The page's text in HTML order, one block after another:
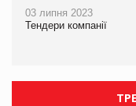
03 липня 2023
Тендери компанії